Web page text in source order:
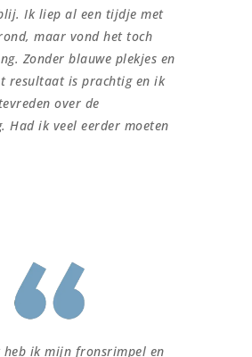
Ik liep al een tijdje met
maar vond het toch
Zonder blauwe plekjes en
resultaat is prachtig en ik
over de
Had ik veel eerder moeten
heb ik mijn fronsrimpel en